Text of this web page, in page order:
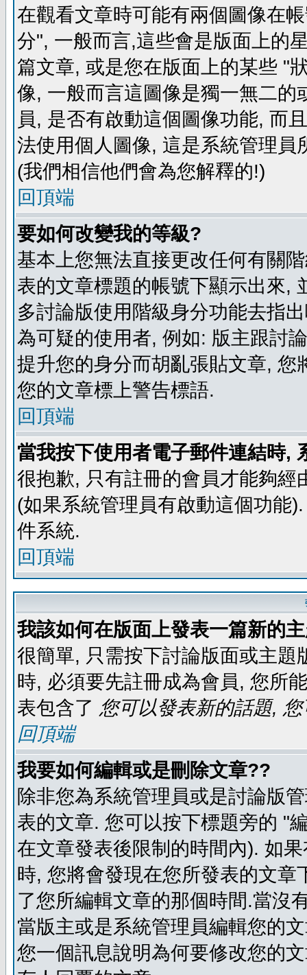
在觀看文章時可能有兩個圖像在
分", 一般而言,這些會是版面上的
篇文章, 或是您在版面上的某些 "
像, 一般而言這圖像是獨一無二
員, 是否有啟動這個圖像功能, 而
法使用個人圖像, 這是系統管理
(我們相信他們會為您解釋的!)
回頂端
要如何改變我的等級?
基本上您無法直接更改任何有關
表的文章標題的帳號下顯示出來,
多討論版使用階級身分功能去指
為可疑的使用者, 例如: 版主跟討
提升您的身分而胡亂張貼文章,
您的文章標上警告標語.
回頂端
當我按下使用者電子郵件連結時,
很抱歉, 只有註冊的會員才能夠
(如果系統管理員有啟動這個功能
件系統.
回頂端
我該如何在版面上發表一篇新的
很簡單, 只需按下討論版面或主
時, 必須要先註冊成為會員, 您所
表包含了 您可以發表新的話題,
回頂端
我要如何編輯或是刪除文章??
除非您為系統管理員或是討論版
表的文章. 您可以按下標題旁的 "
在文章發表後限制的時間內). 如
時, 您將會發現在您所發表的文
了您所編輯文章的那個時間.當沒
當版主或是系統管理員編輯您的
您一個訊息說明為何要修改您的